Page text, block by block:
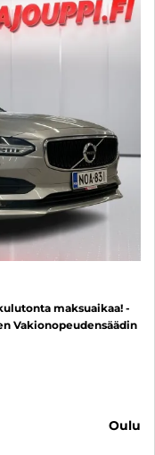
maksuaikaa! -
Vakionopeudensäädin
oulu